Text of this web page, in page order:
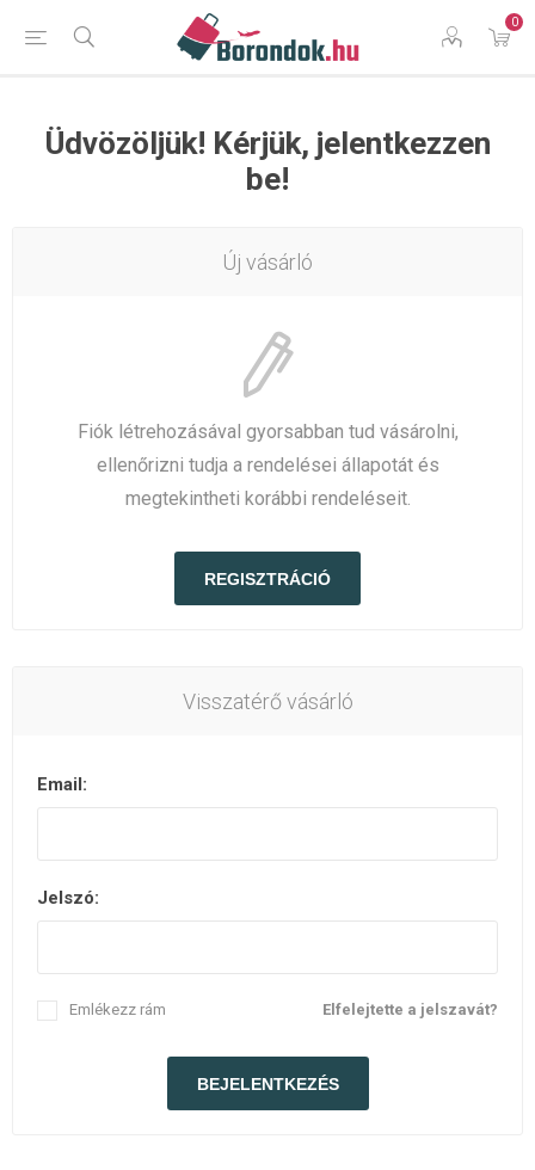
0
Üdvözöljük! Kérjük, jelentkezzen
be!
Új vásárló
Fiók létrehozásával gyorsabban tud vásárolni,
ellenőrizni tudja a rendelései állapotát és
megtekintheti korábbi rendeléseit.
Visszatérő vásárló
Email:
Jelszó:
Elfelejtette a jelszavát?
Emlékezz rám